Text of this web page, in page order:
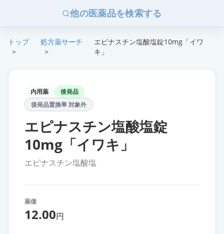
他の医薬品を検索する
トップ
>
処方薬サーチ
>
エピナスチン塩酸塩錠10mg「イワ
キ」
内用薬
後発品
後発品置換率 対象外
エピナスチン塩酸塩錠
10mg「イワキ」
エピナスチン塩酸塩
薬価
12.00円